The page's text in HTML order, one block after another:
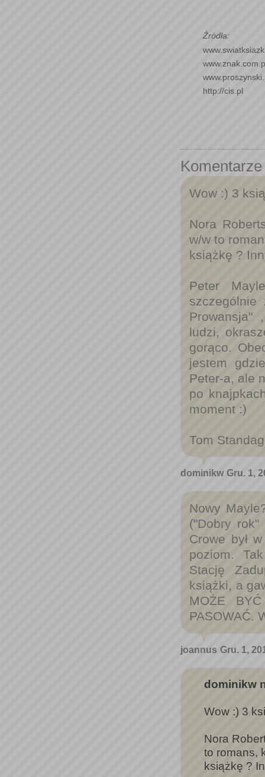
Źródła:
http://cis.pl
Komentarze
Wow :) 3
Nora
w/w to
książkę ?
Peter
Prowansja"
ludzi,
gorąco.
jestem
Peter-a, ale
po
moment :)
Tom
dominikw Gru. 1,
Nowy
("Dobry
Crowe był
poziom.
Stację
książki, a
MOŻE
PASOWAĆ.
joannus Gru. 1,
dominikw
Wow :) 3
Nora
to romans,
książkę ?